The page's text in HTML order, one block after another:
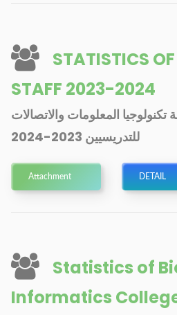
STATISTICS
STAFF 2023-2024
المعلومات والاتصالات
للتدريسيين 2023-2024
Attachment DETAIL
Statistics of
Informatics